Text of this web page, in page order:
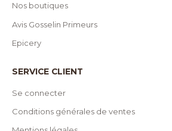
Nos boutiques
Avis Gosselin Primeurs
Epicery
SERVICE CLIENT
Se connecter
Conditions générales de ventes